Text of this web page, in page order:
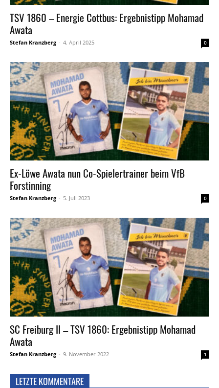
TSV 1860 – Energie Cottbus: Ergebnistipp Mohamad
Awata
Stefan Kranzberg - 4. April 2025 0
Ex-Löwe Awata nun Co-Spielertrainer beim VfB
Forstinning
Stefan Kranzberg - 5. Juli 2023 0
SC Freiburg II – TSV 1860: Ergebnistipp Mohamad
Awata
Stefan Kranzberg - 9. November 2022 1
LETZTE KOMMENTARE